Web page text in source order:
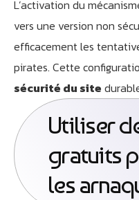
L’activation du
vers une version non
efficacement les
pirates. Cette
sécurité du site
Utiliser
gratuits
les